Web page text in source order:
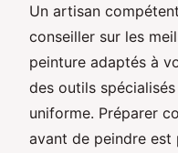
Un artisan
conseiller sur les
peinture adaptés à
des outils
uniforme. Préparer
avant de peindre